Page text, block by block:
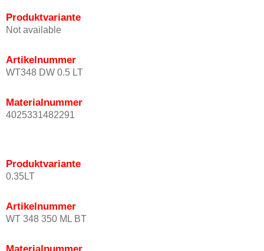
Produktvariante
Not available
Artikelnummer
WT348 DW 0.5 LT
Materialnummer
4025331482291
Produktvariante
0.35LT
Artikelnummer
WT 348 350 ML BT